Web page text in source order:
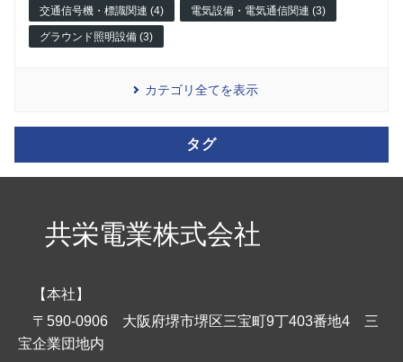
交通信号機・標識関連 (4) 電気設備・電気通信関連 (3)
グラウンド照明設備 (3)
カテゴリ全てを表示
タグ
共栄電業株式会社
【本社】
〒590-0906 大阪府堺市堺区三宝町9丁403番地4 三
宝企業団地内